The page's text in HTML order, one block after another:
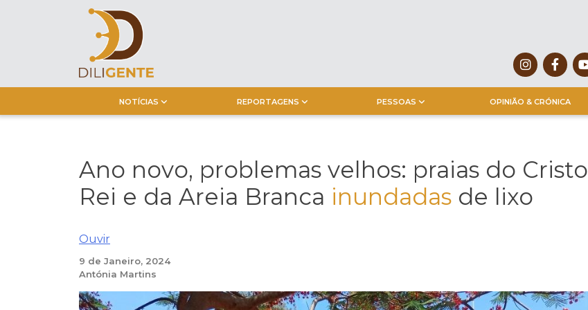
NOTÍCIAS REPORTAGENS PESSOAS OPINIÃO & CRÓNICA
Ano novo, problemas velhos: praias do Cristo
Rei e da Areia Branca inundadas de lixo
Ouvir
9 de Janeiro, 2024
Antónia Martins